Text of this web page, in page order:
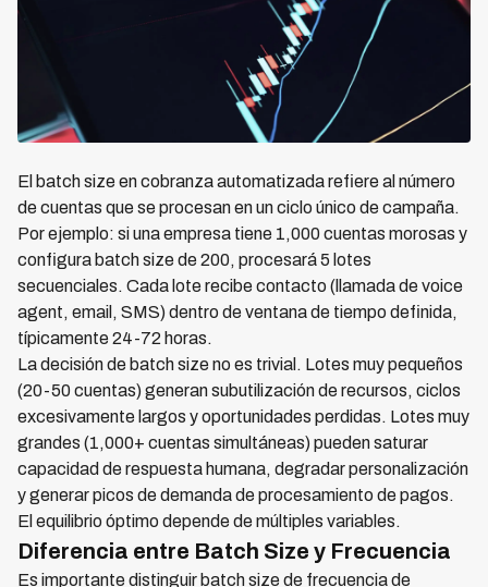
El batch size en cobranza automatizada refiere al número
de cuentas que se procesan en un ciclo único de campaña.
Por ejemplo: si una empresa tiene 1,000 cuentas morosas y
configura batch size de 200, procesará 5 lotes
secuenciales. Cada lote recibe contacto (llamada de voice
agent, email, SMS) dentro de ventana de tiempo definida,
típicamente 24-72 horas.
La decisión de batch size no es trivial. Lotes muy pequeños
(20-50 cuentas) generan subutilización de recursos, ciclos
excesivamente largos y oportunidades perdidas. Lotes muy
grandes (1,000+ cuentas simultáneas) pueden saturar
capacidad de respuesta humana, degradar personalización
y generar picos de demanda de procesamiento de pagos.
El equilibrio óptimo depende de múltiples variables.
Diferencia entre Batch Size y Frecuencia
Es importante distinguir batch size de frecuencia de